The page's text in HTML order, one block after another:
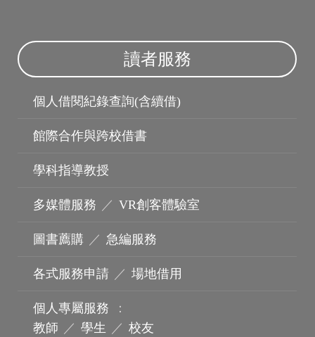
讀者服務
個人借閱紀錄查詢(含續借)
館際合作與跨校借書
學科指導教授
多媒體服務 ／ VR創客體驗室
圖書薦購 ／ 急編服務
各式服務申請 ／ 場地借用
個人專屬服務
：
教師 ／ 學生 ／ 校友